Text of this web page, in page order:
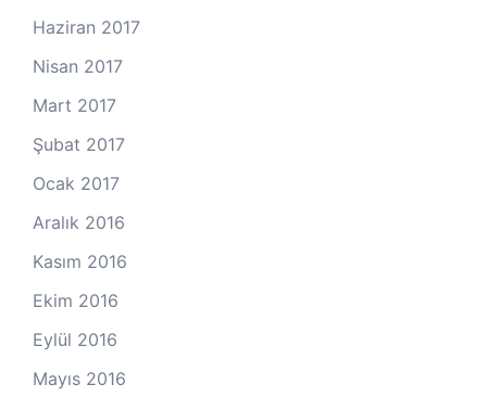
Haziran 2017
Nisan 2017
Mart 2017
Şubat 2017
Ocak 2017
Aralık 2016
Kasım 2016
Ekim 2016
Eylül 2016
Mayıs 2016